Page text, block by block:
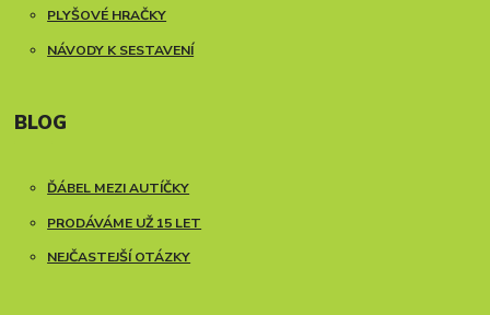
PLYŠOVÉ HRAČKY
NÁVODY K SESTAVENÍ
BLOG
ĎÁBEL MEZI AUTÍČKY
PRODÁVÁME UŽ 15 LET
NEJČASTEJŠÍ OTÁZKY